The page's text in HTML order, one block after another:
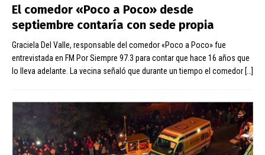
El comedor «Poco a Poco» desde
septiembre contaría con sede propia
Graciela Del Valle, responsable del comedor «Poco a Poco» fue
entrevistada en FM Por Siempre 97.3 para contar que hace 16 años que
lo lleva adelante. La vecina señaló que durante un tiempo el comedor […]